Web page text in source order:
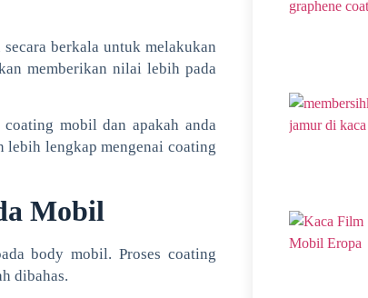
berkala untuk melakukan
memberikan nilai lebih pada
mobil dan apakah anda
lebih lengkap mengenai coating
Mobil
body mobil. Proses coating
dibahas.